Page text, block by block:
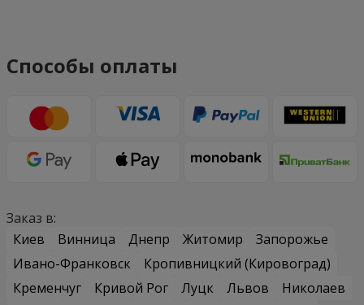
Способы оплаты
Заказ в:
Киев
Винница Днепр Житомир
Запорожье
Ивано-Франковск
Кропивницкий (Кировоград)
Кременчуг
Кривой Рог Луцк Львов
Николаев